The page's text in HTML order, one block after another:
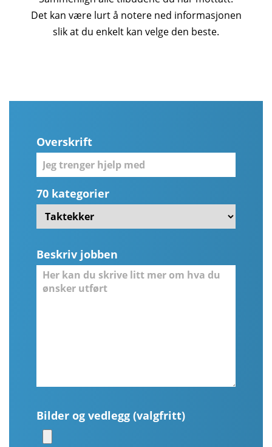
Det kan være lurt å notere ned informasjonen
slik at du enkelt kan velge den beste.
Overskrift
70 kategorier
Beskriv jobben
Bilder og vedlegg (valgfritt)